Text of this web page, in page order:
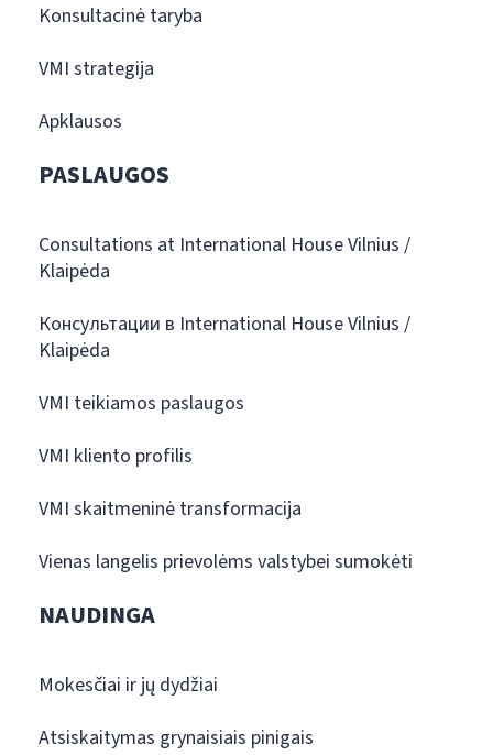
Konsultacinė taryba
VMI strategija
Apklausos
PASLAUGOS
Consultations at International House Vilnius /
Klaipėda
Консультации в International House Vilnius /
Klaipėda
VMI teikiamos paslaugos
VMI kliento profilis
VMI skaitmeninė transformacija
Vienas langelis prievolėms valstybei sumokėti
NAUDINGA
Mokesčiai ir jų dydžiai
Atsiskaitymas grynaisiais pinigais